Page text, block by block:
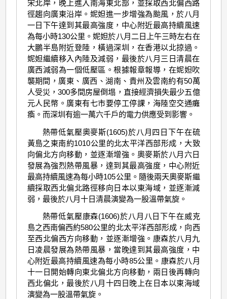
宋北岸，晚上進入南海東北部，並採取西北偏西路
徑趨向廣東沿岸。妮妲進一步增強為颱風，於八月
一日下午達到其最高強度，中心附近最高持續風速
為每小時130公里。妮妲於八月二日上午三時左右在
大鵬半島附近登陸，橫過深圳，在香港以北掠過。
妮妲繼續移入內陸及減弱，最後於八月三日清晨在
廣西減弱為一個低壓區。根據報章報導，在妮妲吹
襲期間，廣東、廣西、湖南、貴州及雲南約有50萬
人受災，300多間房屋倒塌，直接經濟損失最少五億
元人民幣。廣東有七市要停工停課，海陸空交通癱
瘓。而深圳有逾一萬六千戶的電力供應受到影響。
熱帶低氣壓奧麥斯(1605)於八月四日下午在硫
黃島之東南約1010公里的北太平洋西部形成，大致
向偏北方向移動，並逐漸增強。奧麥斯於八月六日
發展為強烈熱帶風暴，達到其最高強度，中心附近
最高持續風速為每小時105公里。隨後兩天奧麥斯繼
續採取西北偏北路徑移向日本以東海域，並逐漸減
弱，最後於八月十日清晨演變為一股溫帶氣旋。
熱帶低氣壓康森(1606)於八月八日下午在威克
島之西南偏西約580公里的北太平洋西部形成，向西
至西北偏西方向移動，並逐漸增強。康森於八月九
日凌晨發展為熱帶風暴，當晚達到其最高強度，中
心附近最高持續風速為每小時85公里。康森於八月
十一日開始轉向東北偏北方向移動，兩日後再轉向
西北偏北，最後於八月十四日晚上在日本以東海域
演變為一股溫帶氣旋。